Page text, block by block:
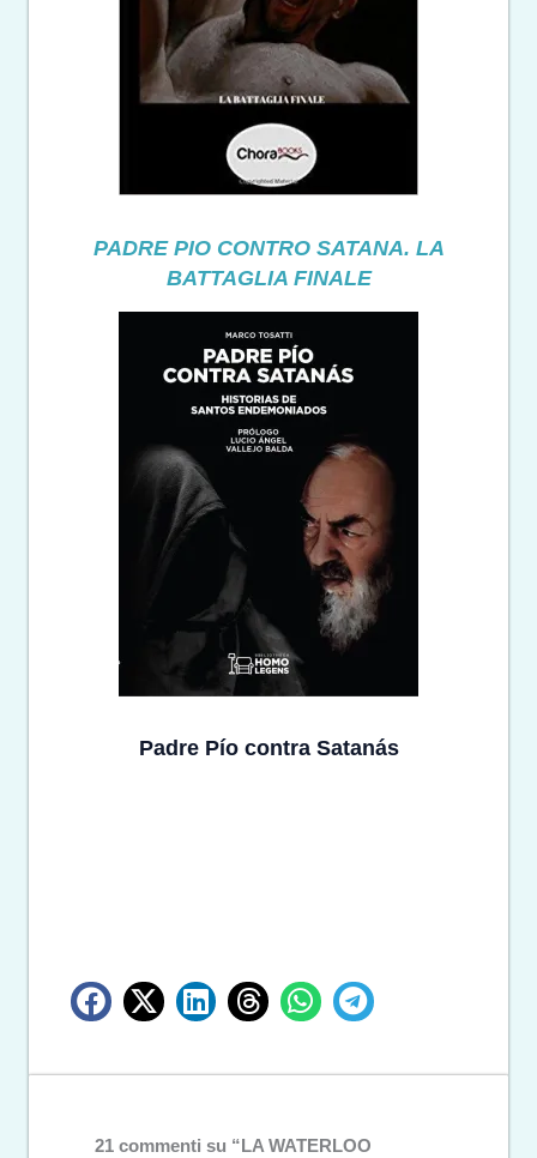
PADRE PIO CONTRO SATANA. LA
BATTAGLIA FINALE
Padre Pío contra Satanás
21 commenti su “LA WATERLOO